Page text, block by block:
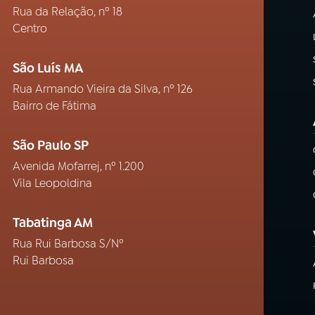
Rua da Relação, nº 18
Centro
São Luís MA
Rua Armando Vieira da Silva, nº 126
Bairro de Fátima
São Paulo SP
Avenida Mofarrej, nº 1.200
Vila Leopoldina
Tabatinga AM
Rua Rui Barbosa S/Nº
Rui Barbosa